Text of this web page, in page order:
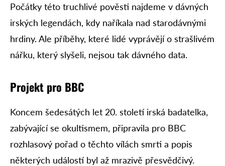
Počátky této truchlivé pověsti najdeme v dávných
irských legendách, kdy naříkala nad starodávnými
hrdiny. Ale příběhy, které lidé vyprávějí o strašlivém
nářku, který slyšeli, nejsou tak dávného data.
Projekt pro BBC
Koncem šedesátých let 20. století irská badatelka,
zabývající se okultismem, připravila pro BBC
rozhlasový pořad o těchto vílách smrti a popis
některých událostí byl až mrazivě přesvědčivý.